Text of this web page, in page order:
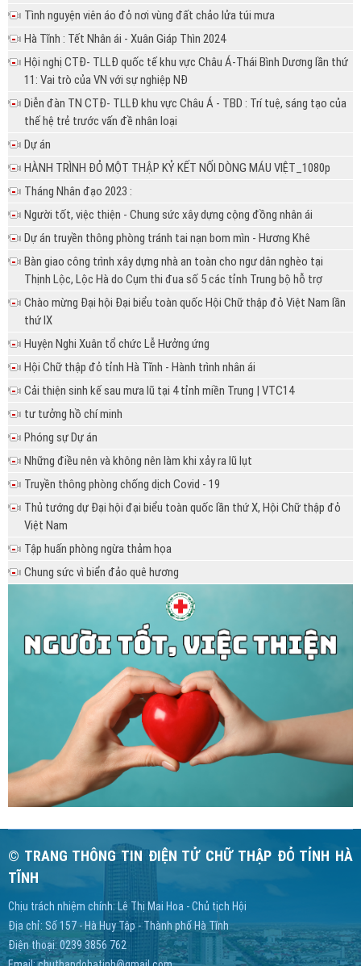
Tình nguyện viên áo đỏ nơi vùng đất chảo lửa túi mưa
Hà Tĩnh : Tết Nhân ái - Xuân Giáp Thìn 2024
Hội nghị CTĐ- TLLĐ quốc tế khu vực Châu Á-Thái Bình Dương lần thứ
11: Vai trò của VN với sự nghiệp NĐ
Diễn đàn TN CTĐ- TLLĐ khu vực Châu Á - TBD : Trí tuệ, sáng tạo của
thế hệ trẻ trước vấn đề nhân loại
Dự án
HÀNH TRÌNH ĐỎ MỘT THẬP KỶ KẾT NỐI DÒNG MÁU VIỆT_1080p
Tháng Nhân đạo 2023 :
Người tốt, việc thiện - Chung sức xây dựng cộng đồng nhân ái
Dự án truyền thông phòng tránh tai nạn bom mìn - Hương Khê
Bàn giao công trình xây dựng nhà an toàn cho ngư dân nghèo tại
Thịnh Lộc, Lộc Hà do Cụm thi đua số 5 các tỉnh Trung bộ hỗ trợ
Chào mừng Đại hội Đại biểu toàn quốc Hội Chữ thập đỏ Việt Nam lần
thứ IX
Huyện Nghi Xuân tổ chức Lễ Hưởng ứng
Hội Chữ thập đỏ tỉnh Hà Tĩnh - Hành trình nhân ái
Cải thiện sinh kế sau mưa lũ tại 4 tỉnh miền Trung | VTC14
tư tưởng hồ chí minh
Phóng sự Dự án
Những điều nên và không nên làm khi xảy ra lũ lụt
Truyền thông phòng chống dịch Covid - 19
Thủ tướng dự Đại hội đại biểu toàn quốc lần thứ X, Hội Chữ thập đỏ
Việt Nam
Tập huấn phòng ngừa thảm họa
Chung sức vì biển đảo quê hương
© TRANG THÔNG TIN ĐIỆN TỬ CHỮ THẬP ĐỎ TỈNH HÀ
TĨNH
Chịu trách nhiệm chính: Lê Thị Mai Hoa - Chủ tịch Hội
Địa chỉ: Số 157 - Hà Huy Tập - Thành phố Hà Tĩnh
Điện thoại: 0239 3856 762